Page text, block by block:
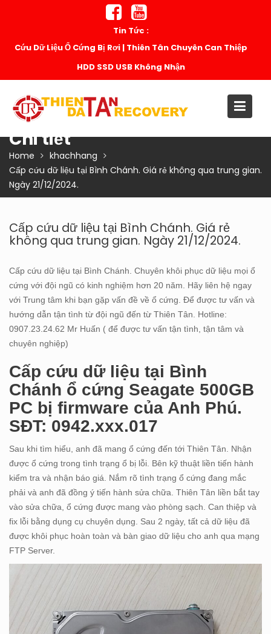
Tin Tức :
Cứu Dữ Liệu Ổ Cứng Bị Rơi | Thiên Tân Chuyên Can Thiệp
HDD SSD USB Không Nhận
Chi tiết
Home
khachhang
Cấp cứu dữ liệu tại Bình Chánh. Giá rẻ không qua trung gian.
Ngày 21/12/2024.
Cấp cứu dữ liệu tại Bình Chánh. Giá rẻ
không qua trung gian. Ngày 21/12/2024.
Cấp cứu dữ liệu tại Bình Chánh. Chuyên khôi phục dữ liệu mọi ổ
cứng với đội ngũ có kinh nghiệm hơn 20 năm. Hãy liên hệ ngay
với Trung tâm khi bạn gặp vấn đề về ổ cứng. Để được tư vấn và
hướng dẫn tận tình từ đội ngũ đến từ Thiên Tân. Hotline:
0907.23.24.62 Mr Huấn ( để được tư vấn tận tình, tận tâm và
chuyên nghiệp)
Cấp cứu dữ liệu tại Bình
Chánh ổ cứng Seagate 500GB
PC bị firmware của Anh Phú.
SĐT: 0942.xxx.017
Sau khi tìm hiểu, anh đã mang ổ cứng đến tới Thiên Tân. Nhận
được ổ cứng trong tình trạng ổ bị lỗi. Bên kỹ thuật liền tiến hành
kiểm tra và nhận báo giá. Nắm rõ tình trạng ổ cứng đang mắc
phải và anh đã đồng ý tiến hành sửa chữa. Thiên Tân liền bắt tay
vào sửa chữa, ổ cứng được mang vào phòng sạch. Can thiệp và
fix lỗi bằng dụng cụ chuyên dụng. Sau 2 ngày, tất cả dữ liệu đã
được khôi phục hoàn toàn và bàn giao dữ liệu cho anh qua mạng
FTP Server.